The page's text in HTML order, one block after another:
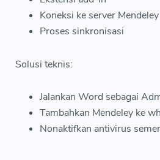
Koneksi ke server Mendeley
Proses sinkronisasi
Solusi teknis:
Jalankan Word sebagai
Tambahkan Mendeley ke
Nonaktifkan antivirus